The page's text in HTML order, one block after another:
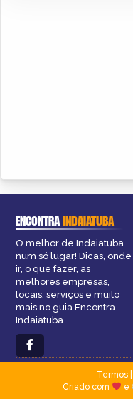
ENCONTRAINDAIATUBA
O melhor de Indaiatuba
num só lugar! Dicas, onde
ir, o que fazer, as
melhores empresas,
locais, serviços e muito
mais no guia Encontra
Indaiatuba.
Termos|
Criado com
e